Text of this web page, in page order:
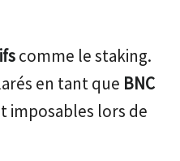
comme le staking.
en tant que BNC
imposables lors de